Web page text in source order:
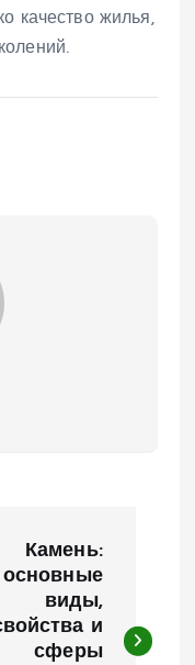
качество жилья,
Камень:
основные
виды,
и
сферы